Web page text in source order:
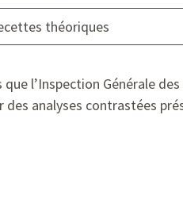
théoriques
l’Inspection Générale
analyses contrastées